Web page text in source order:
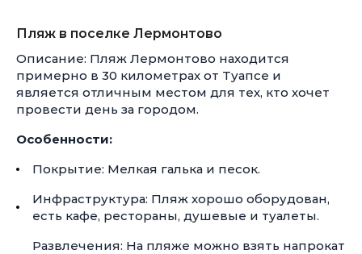
Пляж в поселке Лермонтово
Описание: Пляж Лермонтово находится
примерно в 30 километрах от Туапсе и
является отличным местом для тех, кто хочет
провести день за городом.
Особенности:
Покрытие: Мелкая галька и песок.
Инфраструктура: Пляж хорошо оборудован,
есть кафе, рестораны, душевые и туалеты.
Развлечения: На пляже можно взять напрокат